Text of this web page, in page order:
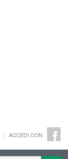
ACCEDI CON